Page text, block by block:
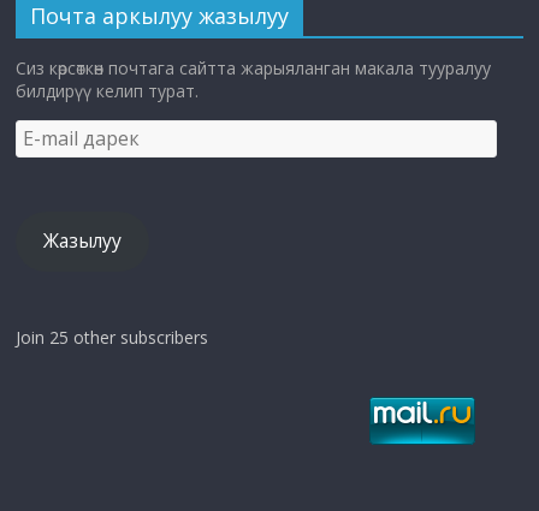
Почта аркылуу жазылуу
Сиз көрсөткөн почтага сайтта жарыяланган макала тууралуу
билдирүү келип турат.
E-
mail
Жазылуу
Join 25 other subscribers